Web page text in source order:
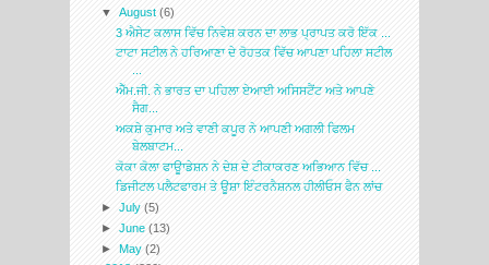
▼August(6)
3 ਐਸੇਟ ਕਲਾਸ ਵਿੱਚ ਨਿਵੇਸ਼ ਕਰਨ ਦਾ ਲਾਭ ਪ੍ਰਾਪਤ ਕਰੋ ਇੱਕ ...
ਟਾਟਾ ਸਟੀਲ ਨੇ ਹਰਿਆਣਾ ਦੇ ਰੋਹਤਕ ਵਿੱਚ ਆਪਣਾ ਪਹਿਲਾ ਸਟੀਲ
ਐੱਮ.ਜੀ. ਨੇ ਭਾਰਤ ਦਾ ਪਹਿਲਾ ਏਆਈ ਅਸਿਸਟੈਂਟ ਅਤੇ ਆਪਣੇ
ਸੈਗ...
ਅਕਸ਼ੇ ਕੁਮਾਰ ਅਤੇ ਵਾਣੀ ਕਪੂਰ ਨੇ ਆਪਣੀ ਅਗਲੀ ਫਿਲਮ
ਬੇਲਬਾਟਮ...
ਕੋਕਾ ਕੋਲਾ ਫਾਊਾਡੇਸ਼ਨ ਨੇ ਦੇਸ਼ ਦੇ ਟੀਕਾਕਰਣ ਅਭਿਆਨ ਵਿੱਚ ...
ਡਿਜੀਟਲ ਪਲੈਟਫਾਰਮ ਤੇ ਊਸ਼ਾ ਇੰਟਰਨੈਸ਼ਨਲ ਹੀਲੀਓਸ ਫੈਨ ਲਾਂਚ
►July(5)
►June(13)
►May(2)